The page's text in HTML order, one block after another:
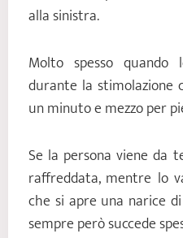
alla sinistra.
Molto spesso
durante la
un minuto e mezzo per
Se la persona viene da
raffreddata, mentre lo
che si apre una narice
sempre però succede